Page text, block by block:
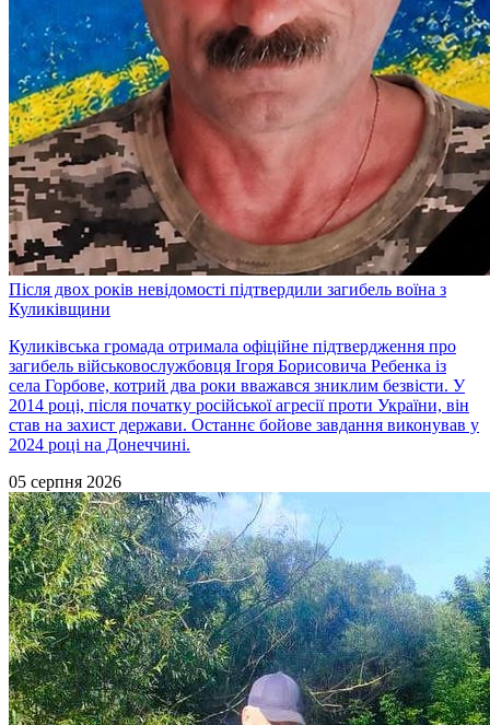
Після двох років невідомості підтвердили загибель воїна з
Куликівщини
Куликівська громада отримала офіційне підтвердження про
загибель військовослужбовця Ігоря Борисовича Ребенка із
села Горбове, котрий два роки вважався зниклим безвісти. У
2014 році, після початку російської агресії проти України, він
став на захист держави. Останнє бойове завдання виконував у
2024 році на Донеччині.
05 серпня 2026